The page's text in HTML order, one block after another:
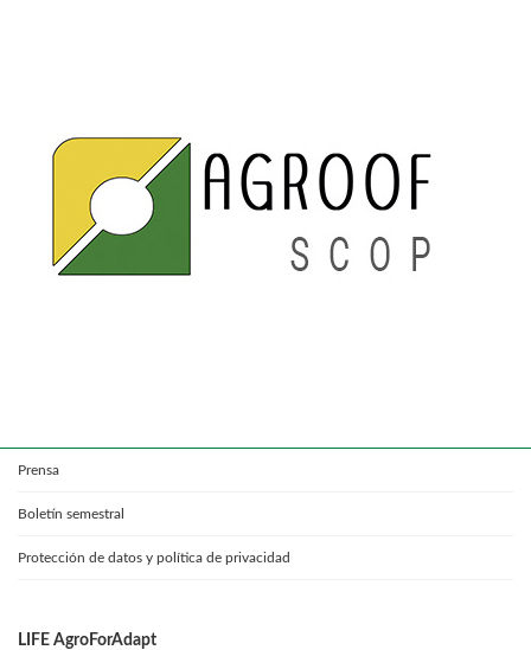
Prensa
Boletín semestral
Protección de datos y política de privacidad
LIFE AgroForAdapt